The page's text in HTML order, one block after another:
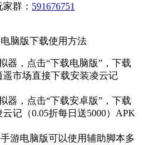
群： 591676751
脑版下载使用方法
器，点击“下载电脑版”，下载
市场直接下载安装凌云记
器，点击“下载安卓版”，下载
记（0.05折每日送5000）APK
游电脑版可以使用辅助脚本多